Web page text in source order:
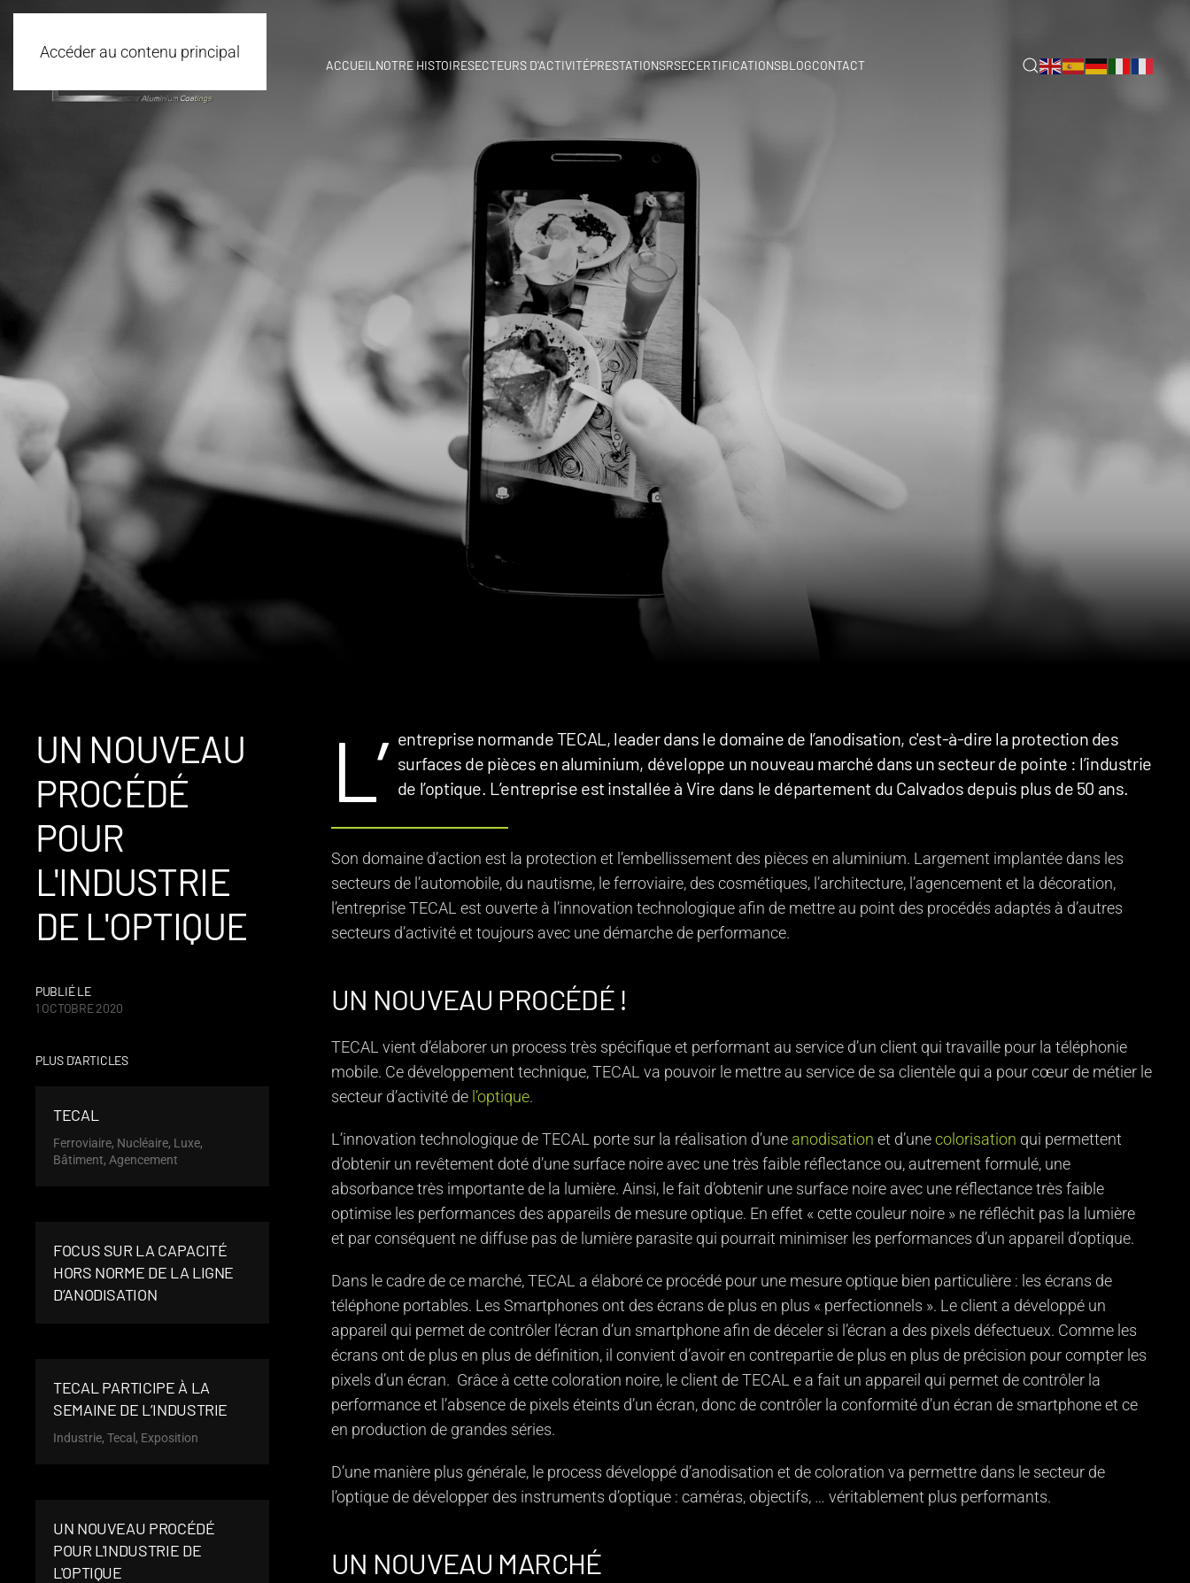
Accéder au contenu principal
ACCUEIL NOTRE HISTOIRESECTEURS D'ACTIVITÉPRESTATIONSRSECERTIFICATIONSBLOGCONTACT
UN NOUVEAU
PROCÉDÉ
POUR
L'INDUSTRIE
DE L'OPTIQUE
PUBLIÉ LE
1 OCTOBRE 2020
PLUS D'ARTICLES
TECAL
Ferroviaire, Nucléaire, Luxe,
Bâtiment, Agencement
FOCUS SUR LA CAPACITÉ
HORS NORME DE LA LIGNE
D’ANODISATION
TECAL PARTICIPE À LA
SEMAINE DE L’INDUSTRIE
Industrie, Tecal, Exposition
UN NOUVEAU PROCÉDÉ
POUR L'INDUSTRIE DE
L'OPTIQUE
L’ entreprise normande TECAL, leader dans le domaine de l’anodisation, c'est-à-dire la protection des
surfaces de pièces en aluminium, développe un nouveau marché dans un secteur de pointe : l’industrie
de l’optique. L’entreprise est installée à Vire dans le département du Calvados depuis plus de 50 ans.
Son domaine d’action est la protection et l’embellissement des pièces en aluminium. Largement implantée dans les
secteurs de l’automobile, du nautisme, le ferroviaire, des cosmétiques, l’architecture, l’agencement et la décoration,
l’entreprise TECAL est ouverte à l’innovation technologique afin de mettre au point des procédés adaptés à d’autres
secteurs d’activité et toujours avec une démarche de performance.
UN NOUVEAU PROCÉDÉ !
TECAL vient d’élaborer un process très spécifique et performant au service d’un client qui travaille pour la téléphonie
mobile. Ce développement technique, TECAL va pouvoir le mettre au service de sa clientèle qui a pour cœur de métier le
secteur d’activité del’optique.
L’innovation technologique de TECAL porte sur la réalisation d’une anodisation et d’unecolorisation qui permettent
d’obtenir un revêtement doté d’une surface noire avec une très faible réflectance ou, autrement formulé, une
absorbance très importante de la lumière. Ainsi, le fait d’obtenir une surface noire avec une réflectance très faible
optimise les performances des appareils de mesure optique. En effet « cette couleur noire » ne réfléchit pas la lumière
et par conséquent ne diffuse pas de lumière parasite qui pourrait minimiser les performances d’un appareil d’optique.
Dans le cadre de ce marché, TECAL a élaboré ce procédé pour une mesure optique bien particulière : les écrans de
téléphone portables. Les Smartphones ont des écrans de plus en plus « perfectionnels ». Le client a développé un
appareil qui permet de contrôler l’écran d’un smartphone afin de déceler si l’écran a des pixels défectueux. Comme les
écrans ont de plus en plus de définition, il convient d’avoir en contrepartie de plus en plus de précision pour compter les
pixels d’un écran. Grâce à cette coloration noire, le client de TECAL e a fait un appareil qui permet de contrôler la
performance et l’absence de pixels éteints d’un écran, donc de contrôler la conformité d’un écran de smartphone et ce
en production de grandes séries.
D’une manière plus générale, le process développé d’anodisation et de coloration va permettre dans le secteur de
l’optique de développer des instruments d’optique : caméras, objectifs, … véritablement plus performants.
UN NOUVEAU MARCHÉ